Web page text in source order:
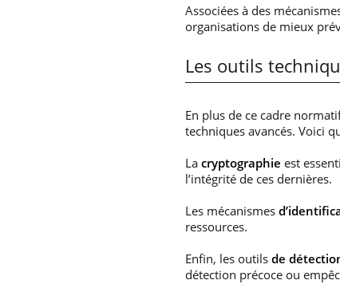
Associées à des
organisations de mieux
Les outils
En plus de ce cadre
techniques avancés. Voici
La cryptographie est
l’intégrité de ces dernières.
Les mécanismes
ressources.
Enfin, les outils de
détection précoce ou